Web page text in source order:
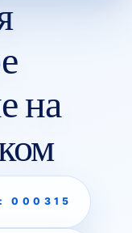
на
000315